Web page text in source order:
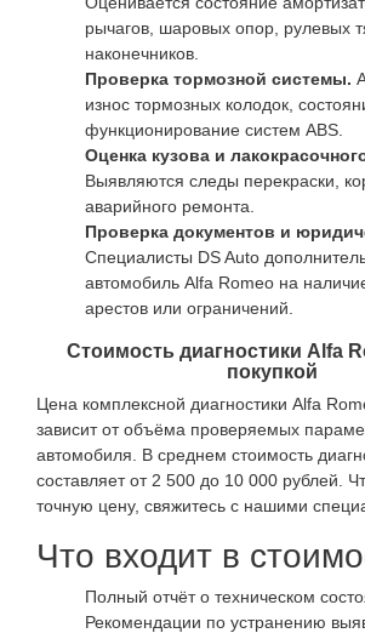
рычагов, шаровых опор, рулевых
наконечников.
Проверка тормозной системы.
износ тормозных колодок,
функционирование систем ABS.
Оценка кузова и
Выявляются следы перекраски,
аварийного ремонта.
Проверка документов и
Специалисты DS Auto
автомобиль Alfa Romeo на
арестов или ограничений.
Стоимость диагностики Alfa
покупкой
Цена комплексной диагностики Alfa
зависит от объёма проверяемых
автомобиля. В среднем стоимость
составляет от 2 500 до 10 000 рублей.
точную цену, свяжитесь с нашими
Что входит в
Полный отчёт о техническом
Рекомендации по устранению